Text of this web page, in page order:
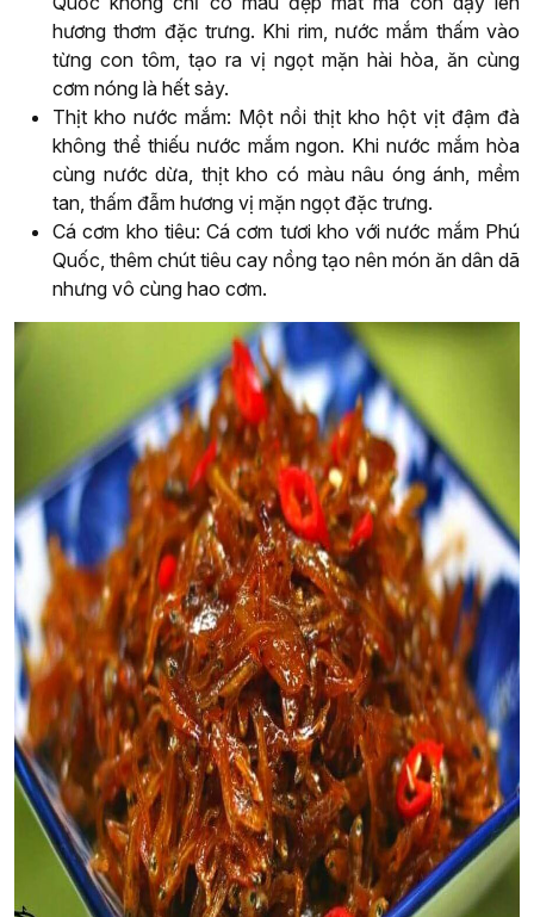
hương thơm đặc trưng. Khi rim, nước mắm thấm vào
từng con tôm, tạo ra vị ngọt mặn hài hòa, ăn cùng
cơm nóng là hết sảy.
Thịt kho nước mắm: Một nồi thịt kho hột vịt đậm đà
không thể thiếu nước mắm ngon. Khi nước mắm hòa
cùng nước dừa, thịt kho có màu nâu óng ánh, mềm
tan, thấm đẫm hương vị mặn ngọt đặc trưng.
Cá cơm kho tiêu: Cá cơm tươi kho với nước mắm Phú
Quốc, thêm chút tiêu cay nồng tạo nên món ăn dân dã
nhưng vô cùng hao cơm.